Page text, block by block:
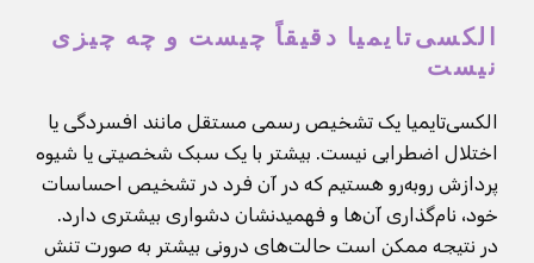
الکسی‌تایمیا دقیقاً چیست و چه چیزی
نیست
الکسی‌تایمیا یک تشخیص رسمی مستقل مانند افسردگی یا
اختلال اضطرابی نیست. بیشتر با یک سبک شخصیتی یا شیوه
پردازش روبه‌رو هستیم که در آن فرد در تشخیص احساسات
خود، نام‌گذاری آن‌ها و فهمیدنشان دشواری بیشتری دارد.
در نتیجه ممکن است حالت‌های درونی بیشتر به صورت تنش